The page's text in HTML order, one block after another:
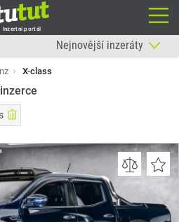
Inzertní portál
X-class
inzerce